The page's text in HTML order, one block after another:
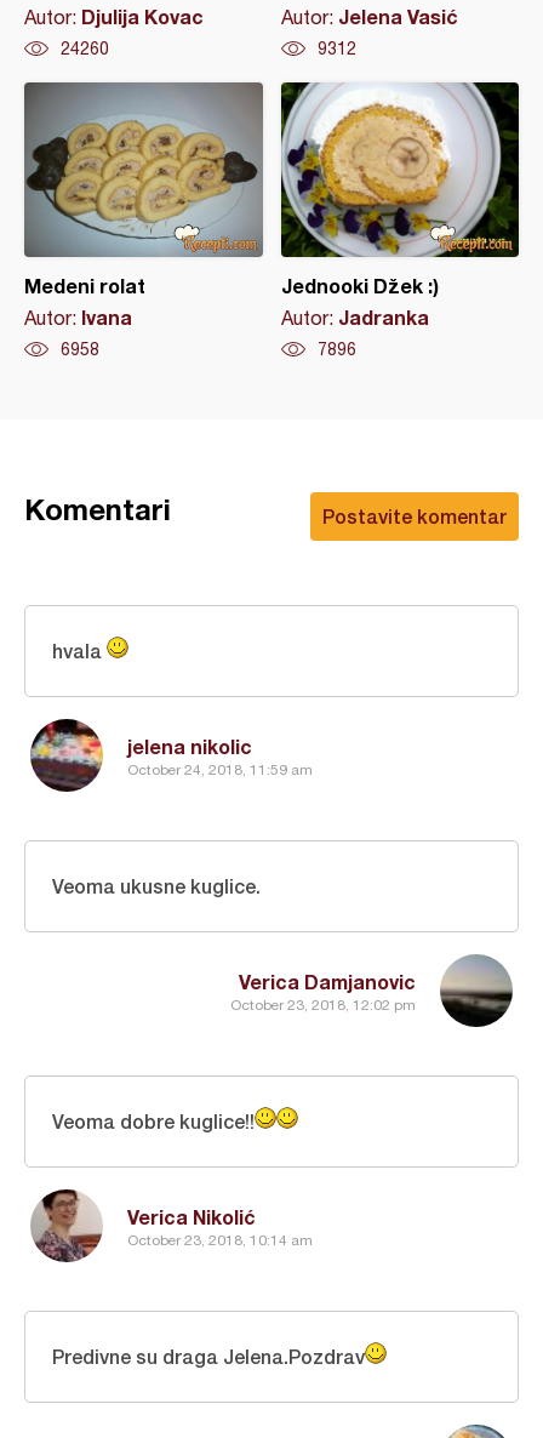
Autor: Djulija Kovac
24260
Autor: Jelena Vasić
9312
Medeni rolat
Autor: Ivana
6958
Jednooki Džek :)
Autor: Jadranka
7896
Postavite komentar
Komentari
jelena nikolic
October 24, 2018, 11:59 am
hvala
Verica Damjanovic
October 23, 2018, 12:02 pm
Veoma ukusne kuglice.
Verica Nikolić
October 23, 2018, 10:14 am
Veoma dobre kuglice!!
Predivne su draga Jelena.Pozdrav